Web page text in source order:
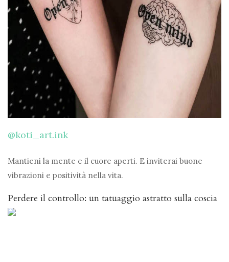
@koti_art.ink
Mantieni la mente e il cuore aperti. E inviterai buone
vibrazioni e positività nella vita.
Perdere il controllo: un tatuaggio astratto sulla coscia